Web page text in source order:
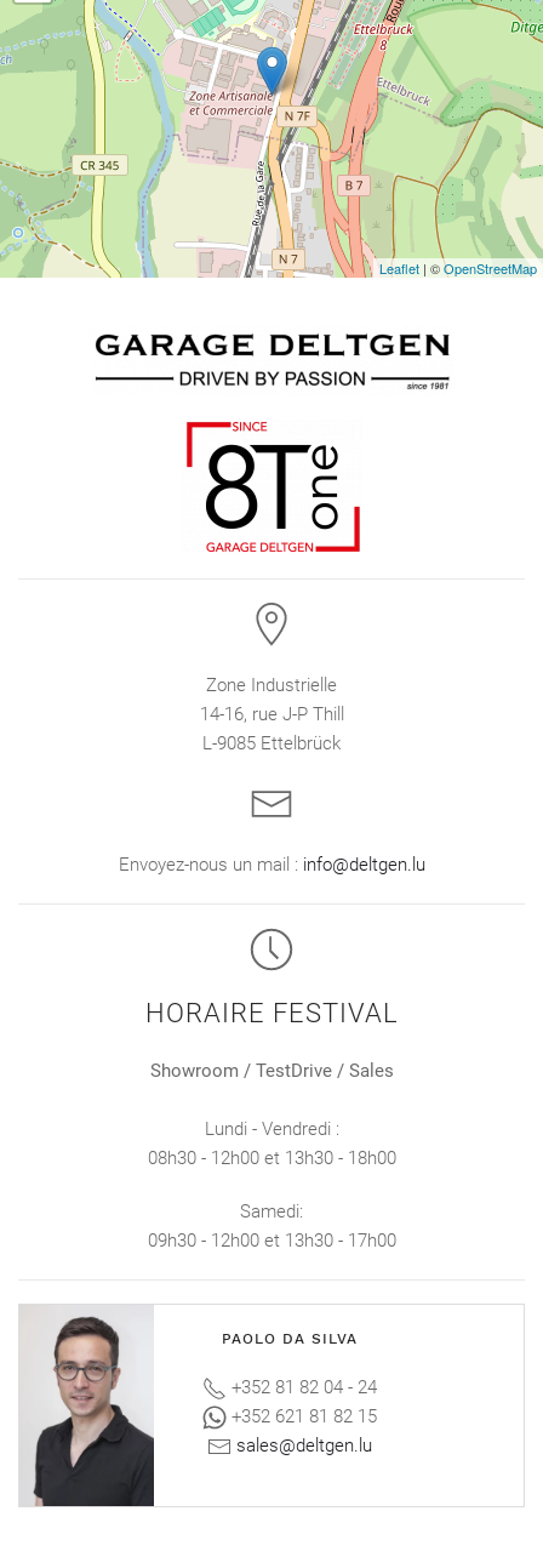
Leaflet | ©OpenStreetMap
Zone Industrielle
14-16, rue J-P Thill
L-9085 Ettelbrück
Envoyez-nous un mail : info@deltgen.lu
HORAIRE FESTIVAL
Showroom / TestDrive / Sales
Lundi - Vendredi :
08h30 - 12h00 et 13h30 - 18h00
Samedi:
09h30 - 12h00 et 13h30 - 17h00
PAOLO DA SILVA
+352 81 82 04 - 24
+352 621 81 82 15
sales@deltgen.lu